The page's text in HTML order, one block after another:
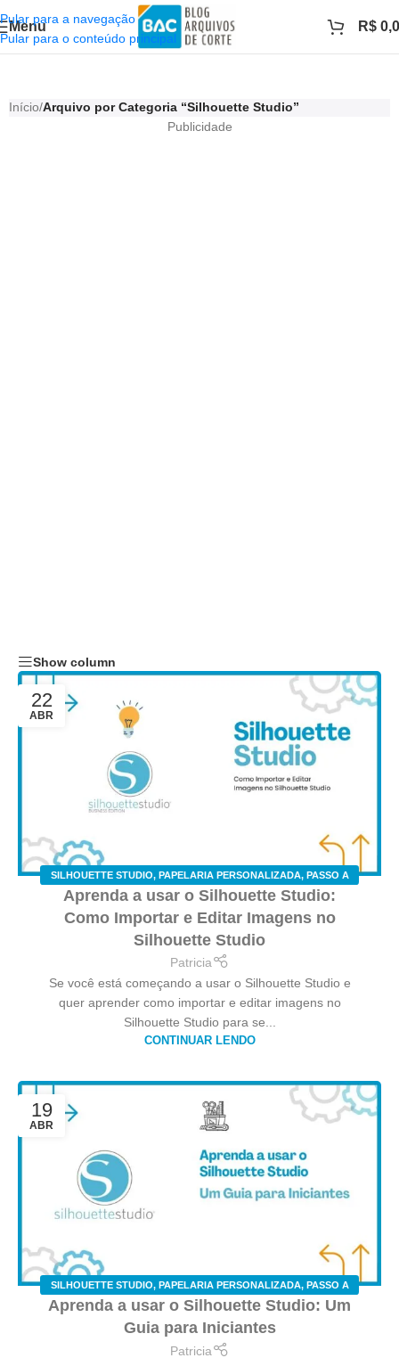
Pular para a navegação
Pular para o conteúdo principal
Menu R$
Início/Arquivo por Categoria “Silhouette Studio”
Publicidade
Show column
22
ABR
SILHOUETTE STUDIO, PAPELARIA PERSONALIZADA, PASSO A
PASSO
Aprenda a usar o Silhouette Studio:
Como Importar e Editar Imagens no
Silhouette Studio
Patricia
Se você está começando a usar o Silhouette Studio e
quer aprender como importar e editar imagens no
Silhouette Studio para se...
CONTINUAR LENDO
19
ABR
SILHOUETTE STUDIO, PAPELARIA PERSONALIZADA, PASSO A
PASSO
Aprenda a usar o Silhouette Studio: Um
Guia para Iniciantes
Patricia